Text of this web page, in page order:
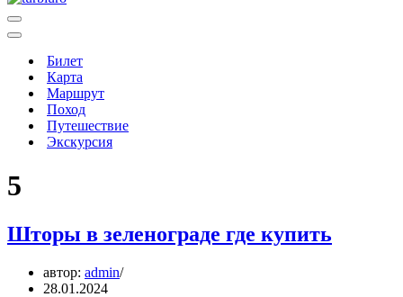
Меню
навигации
Меню
навигацииБилет
Карта
Маршрут
Поход
Путешествие
Экскурсия
5
Шторы в зеленограде где купить
автор: admin
28.01.2024